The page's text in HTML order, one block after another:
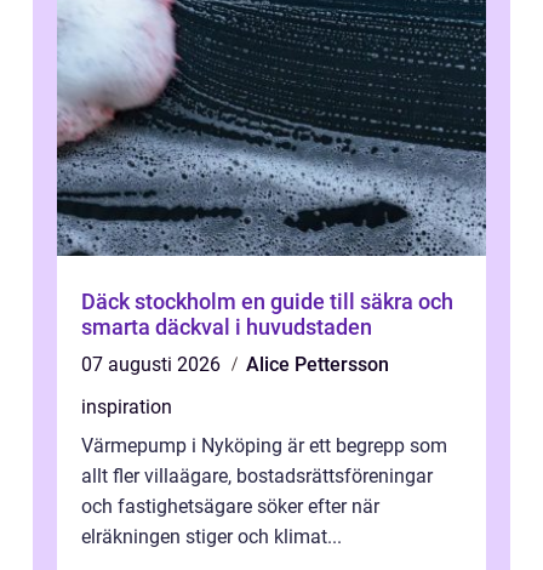
Däck stockholm en guide till säkra och
smarta däckval i huvudstaden
07 augusti 2026
Alice Pettersson
inspiration
Värmepump i Nyköping är ett begrepp som
allt fler villaägare, bostadsrättsföreningar
och fastighetsägare söker efter när
elräkningen stiger och klimat...